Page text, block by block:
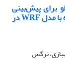
برای پیش‌بینی
سیل با بکارگیری بارش و دمای هوا پیش‌بینی‌شده با مدل WRF در
نرگس